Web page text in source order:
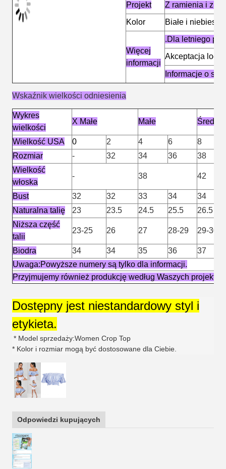
Projekt
Z ramienia i z
Kolor
Białe i
Więcej
informacji
.Dla letniego
Akceptacja logo
Informacje o
Wskaźnik wielkości odniesienia
Wykres
wielkości
X Małe Małe Średnie
Wielkość USA 0 2 4 6
8
Rozmiar
- 32 34 36
38
Wielkość
włoska
- 38 42
Bust 32 32 33 34
34
Naturalna talię
23 23.5 24.5 25.5
26.5
Niższa część
talii
23-25 26 27 28-29 29-30
Biodra 34 34 35 36
37
Uwaga:Powyższe numery są tylko dla informacji.
Przyjmujemy również produkcję według Waszych
Dostępny jest niestandardowy styl i
etykieta.
* Model sprzedaży:Women Crop Top
* Kolor i rozmiar mogą być dostosowane dla Ciebie.
Odpowiedzi kupujących